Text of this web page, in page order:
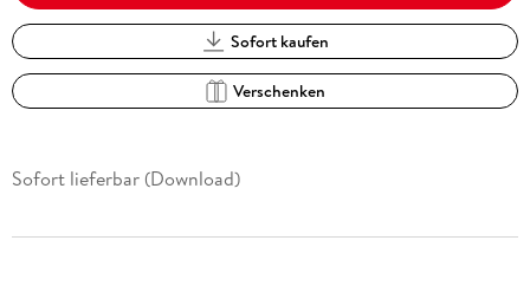
Sofort kaufen
Verschenken
Sofort lieferbar (Download)